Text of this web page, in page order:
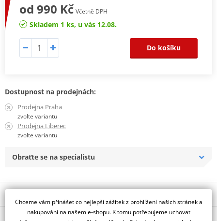
od 990 Kč Včetně DPH
Skladem 1 ks, u vás 12.08.
Do košíku
Dostupnost na prodejnách:
Prodejna Praha
zvolte variantu
Prodejna Liberec
zvolte variantu
Obraťte se na specialistu
Jsme autorizovaný
dealer značky HJC
Chceme vám přinášet co nejlepší zážitek z prohlížení našich stránek a
nakupování na našem e-shopu. K tomu potřebujeme uchovat